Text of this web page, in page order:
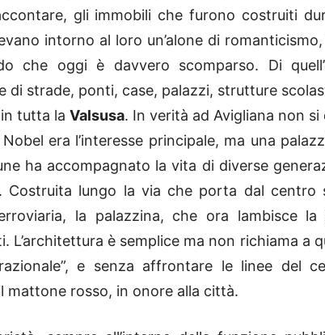
gli immobili che furono costruiti
intorno al loro un’alone di
che oggi è davvero scomparso. Di
di strade, ponti, case, palazzi, strutture
tutta la Valsusa. In verità ad Avigliana non si
era l’interesse principale, ma una
ha accompagnato la vita di diverse
Costruita lungo la via che porta dal centro
la palazzina, che ora lambisce la
L’architettura è semplice ma non richiama a
e senza affrontare le linee del
mattone rosso, in onore alla città.